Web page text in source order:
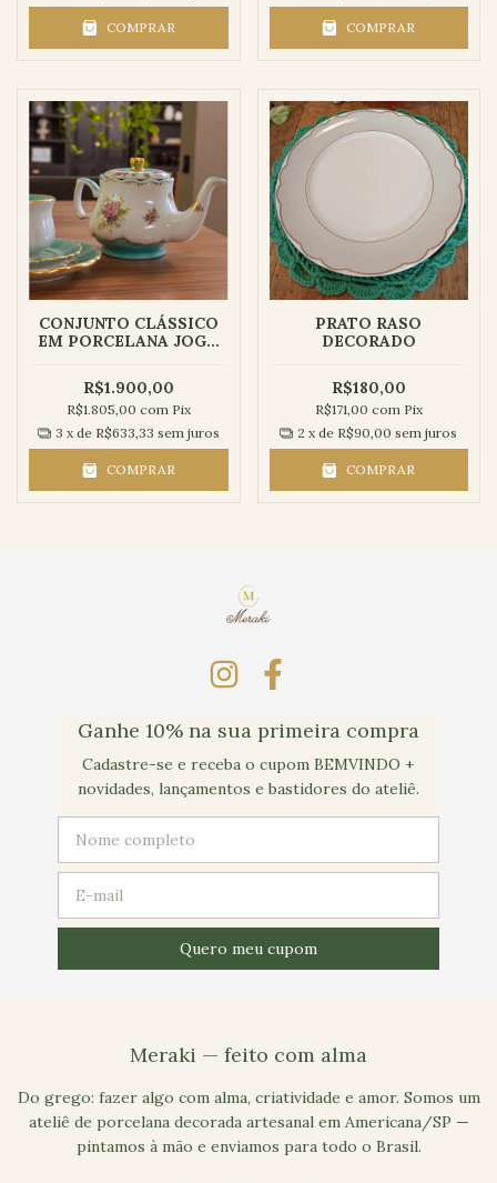
COMPRAR COMPRAR
CONJUNTO CLÁSSICO
EM PORCELANA JOGO
TIFANY - 4 peças
R$1.900,00
R$1.805,00 com Pix
3 x de R$633,33 sem juros
COMPRAR
PRATO RASO
DECORADO
R$180,00
R$171,00 com Pix
2 x de R$90,00 sem juros
COMPRAR
Ganhe 10% na sua primeira compra
Cadastre-se e receba o cupom BEMVINDO +
novidades, lançamentos e bastidores do ateliê.
Meraki — feito com alma
Do grego: fazer algo com alma, criatividade e amor. Somos um
ateliê de porcelana decorada artesanal em Americana/SP —
pintamos à mão e enviamos para todo o Brasil.